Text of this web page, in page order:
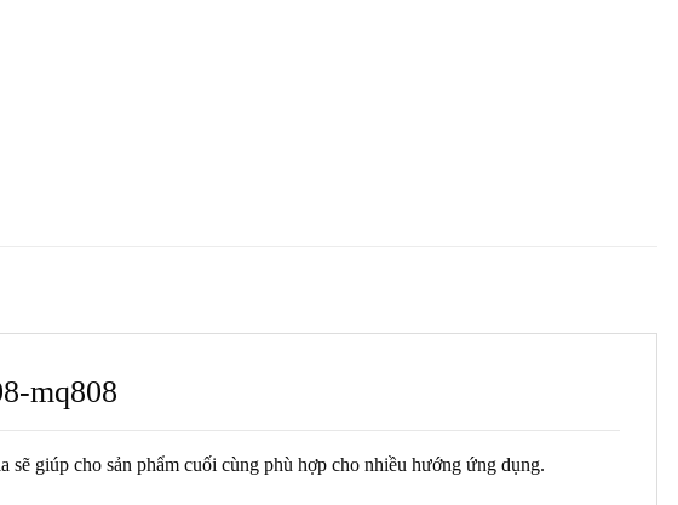
mq808
giúp cho sản phẩm cuối cùng phù hợp cho nhiều hướng ứng dụng.